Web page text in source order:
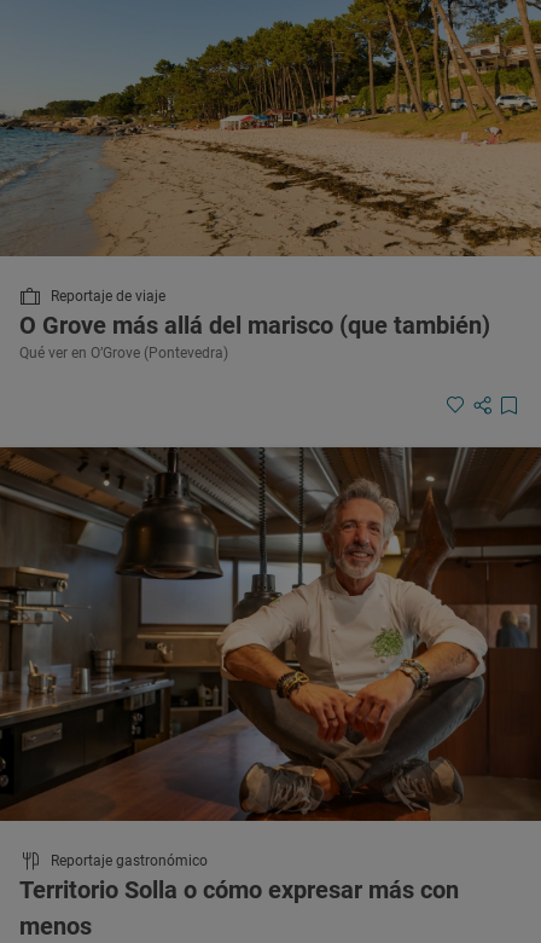
Reportaje de viaje
O Grove más allá del marisco (que también)
Qué ver en O’Grove (Pontevedra)
Reportaje gastronómico
Territorio Solla o cómo expresar más con
menos